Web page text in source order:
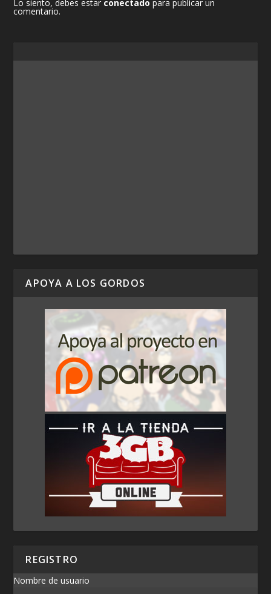
Lo siento, debes estar conectado para publicar un
comentario.
APOYA A LOS GORDOS
REGISTRO
Nombre de usuario